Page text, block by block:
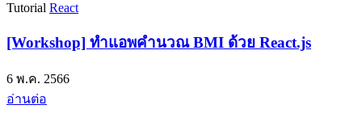
Tutorial React
[Workshop] ทำแอพคำนวณ BMI ด้วย React.js
6 พ.ค. 2566
อ่านต่อ